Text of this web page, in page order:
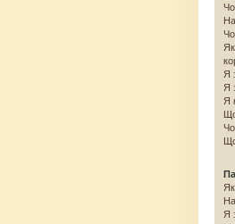
Я
Я
Я
Я